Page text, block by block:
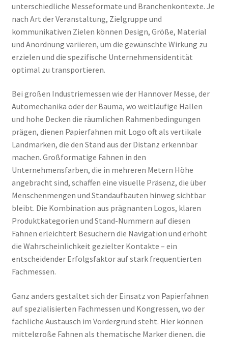
unterschiedliche Messeformate und Branchenkontexte. Je
nach Art der Veranstaltung, Zielgruppe und
kommunikativen Zielen können Design, Größe, Material
und Anordnung variieren, um die gewünschte Wirkung zu
erzielen und die spezifische Unternehmensidentität
optimal zu transportieren.
Bei großen Industriemessen wie der Hannover Messe, der
Automechanika oder der Bauma, wo weitläufige Hallen
und hohe Decken die räumlichen Rahmenbedingungen
prägen, dienen Papierfahnen mit Logo oft als vertikale
Landmarken, die den Stand aus der Distanz erkennbar
machen. Großformatige Fahnen in den
Unternehmensfarben, die in mehreren Metern Höhe
angebracht sind, schaffen eine visuelle Präsenz, die über
Menschenmengen und Standaufbauten hinweg sichtbar
bleibt. Die Kombination aus prägnanten Logos, klaren
Produktkategorien und Stand-Nummern auf diesen
Fahnen erleichtert Besuchern die Navigation und erhöht
die Wahrscheinlichkeit gezielter Kontakte – ein
entscheidender Erfolgsfaktor auf stark frequentierten
Fachmessen.
Ganz anders gestaltet sich der Einsatz von Papierfahnen
auf spezialisierten Fachmessen und Kongressen, wo der
fachliche Austausch im Vordergrund steht. Hier können
mittelgroße Fahnen als thematische Marker dienen, die